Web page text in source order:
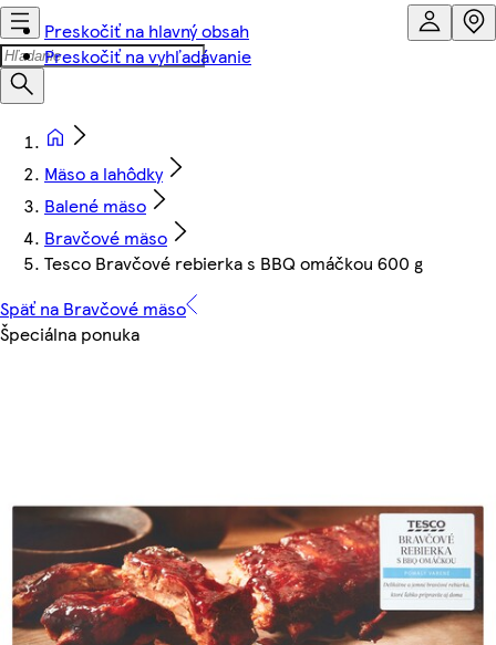
Preskočiť na hlavný obsah
Preskočiť na vyhľadávanie
Mäso a lahôdky
Balené mäso
Bravčové mäso
Tesco Bravčové rebierka s BBQ omáčkou 600 g
Späť na Bravčové mäso
Špeciálna ponuka